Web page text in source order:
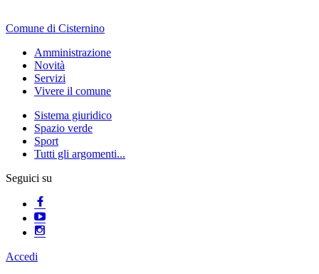
Comune di Cisternino
Amministrazione
Novità
Servizi
Vivere il comune
Sistema giuridico
Spazio verde
Sport
Tutti gli argomenti...
Seguici su
Accedi